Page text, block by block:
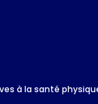
à la santé